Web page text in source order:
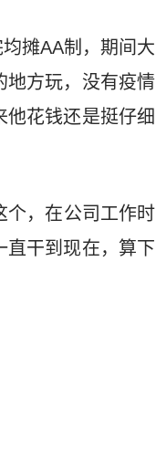
摊AA制，期间大
地方玩，没有疫情
花钱还是挺仔细
个，在公司工作时
直干到现在，算下